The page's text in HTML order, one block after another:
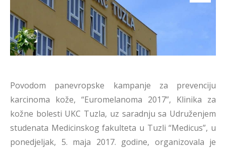
Povodom panevropske kampanje za prevenciju
karcinoma kože, “Euromelanoma 2017”, Klinika za
kožne bolesti UKC Tuzla, uz saradnju sa Udruženjem
studenata Medicinskog fakulteta u Tuzli “Medicus”, u
ponedjeljak, 5. maja 2017. godine, organizovala je